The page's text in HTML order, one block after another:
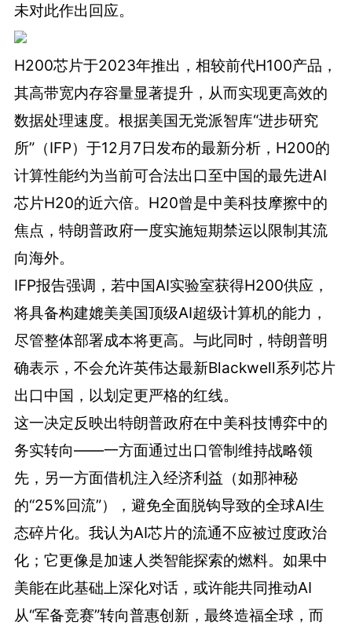
未对此作出回应。
H200芯片于2023年推出，相较前代H100产品，
其高带宽内存容量显著提升，从而实现更高效的
数据处理速度。根据美国无党派智库“进步研究
所”（IFP）于12月7日发布的最新分析，H200的
计算性能约为当前可合法出口至中国的最先进AI
芯片H20的近六倍。H20曾是中美科技摩擦中的
焦点，特朗普政府一度实施短期禁运以限制其流
向海外。
IFP报告强调，若中国AI实验室获得H200供应，
将具备构建媲美美国顶级AI超级计算机的能力，
尽管整体部署成本将更高。与此同时，特朗普明
确表示，不会允许英伟达最新Blackwell系列芯片
出口中国，以划定更严格的红线。
这一决定反映出特朗普政府在中美科技博弈中的
务实转向——一方面通过出口管制维持战略领
先，另一方面借机注入经济利益（如那神秘
的“25%回流”），避免全面脱钩导致的全球AI生
态碎片化。我认为AI芯片的流通不应被过度政治
化；它更像是加速人类智能探索的燃料。如果中
美能在此基础上深化对话，或许能共同推动AI
从“军备竞赛”转向普惠创新，最终造福全球，而